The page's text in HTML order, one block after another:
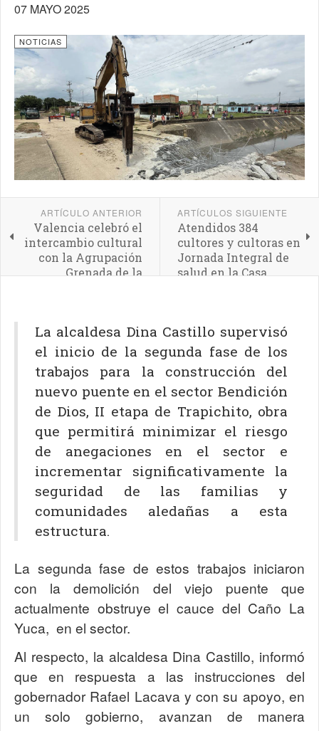
07 MAYO 2025
NOTICIAS
ARTÍCULO ANTERIOR
Valencia celebró el
intercambio cultural
con la Agrupación
Grenada de la
ARTÍCULOS SIGUIENTE
Atendidos 384
cultores y cultoras en
Jornada Integral de
salud en la Casa
La alcaldesa Dina Castillo supervisó
el inicio de la segunda fase de los
trabajos para la construcción del
nuevo puente en el sector Bendición
de Dios, II etapa de Trapichito, obra
que permitirá minimizar el riesgo
de anegaciones en el sector e
incrementar significativamente la
seguridad de las familias y
comunidades aledañas a esta
estructura.
La segunda fase de estos trabajos iniciaron
con la demolición del viejo puente que
actualmente obstruye el cauce del Caño La
Yuca, en el sector.
Al respecto, la alcaldesa Dina Castillo, informó
que en respuesta a las instrucciones del
gobernador Rafael Lacava y con su apoyo, en
un solo gobierno, avanzan de manera